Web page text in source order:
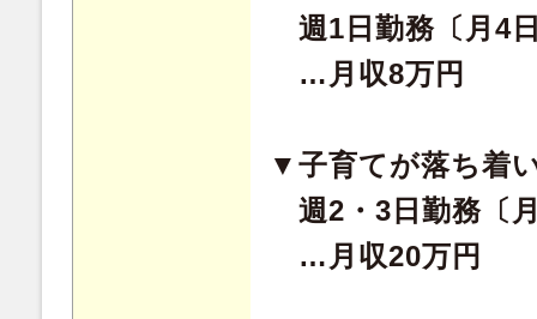
週1日勤務〔月4
…月収8万円
▼子育てが落ち着
週2・3日勤務〔
…月収20万円